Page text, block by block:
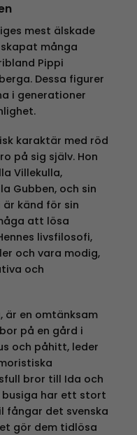
mest älskade
många
Pippi
Dessa figurer
i generationer
karaktär med röd
på sig själv. Hon
Villekulla,
Gubben, och sin
är känd för sin
att lösa
livsfilosofi,
och vara modig,
och
är en omtänksam
på en gård i
och påhitt, leder
bror till Ida och
har ett stort
fångar det svenska
gör dem tidlösa